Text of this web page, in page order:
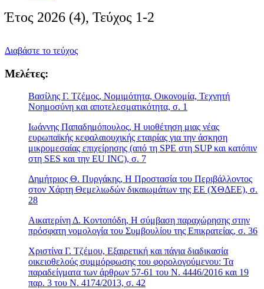
Έτος 2026 (4), Τεύχος 1-2
Διαβάστε το τεύχος
Μελέτες:
Βασίλης Γ. Τζέμος, Νομιμότητα, Οικονομία, Τεχνητή
Νοημοσύνη και αποτελεσματικότητα, σ. 1
Ιωάννης Παπαδημόπουλος, Η υιοθέτηση μιας νέας
ευρωπαϊκής κεφαλαιουχικής εταιρίας για την άσκηση
μικρομεσαίας επιχείρησης (από τη SPE στη SUP και κατόπιν
στη SES και την EU INC), σ. 7
Δημήτριος Θ. Πυργάκης, Η Προστασία του Περιβάλλοντος
στον Χάρτη Θεμελιωδών δικαιωμάτων της ΕΕ (ΧΘΔΕΕ), σ.
28
Αικατερίνη Δ. Κοντοπόδη, Η σύμβαση παραχώρησης στην
πρόσφατη νομολογία του Συμβουλίου της Επικρατείας, σ. 36
Χριστίνα Γ. Τζέμου, Εξαιρετική και πάγια διαδικασία
οικειοθελούς συμμόρφωσης του φορολογούμενου: Τα
παραδείγματα των άρθρων 57-61 του Ν. 4446/2016 και 19
παρ. 3 του Ν. 4174/2013, σ. 42